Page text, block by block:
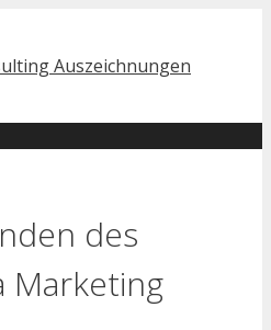
des
Marketing